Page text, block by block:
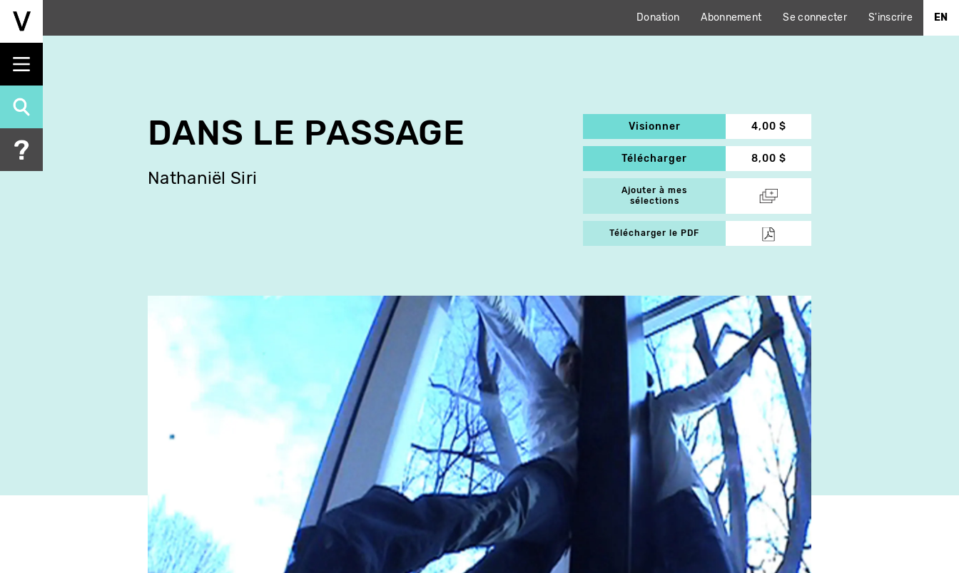
Aller
principal
Donation Abonnement Se connecter S'inscrire EN
DANS LE PASSAGE
Nathaniël Siri
Visionner 4,00 $
Télécharger 8,00 $
Ajouter à mes
sélections
Télécharger le PDF